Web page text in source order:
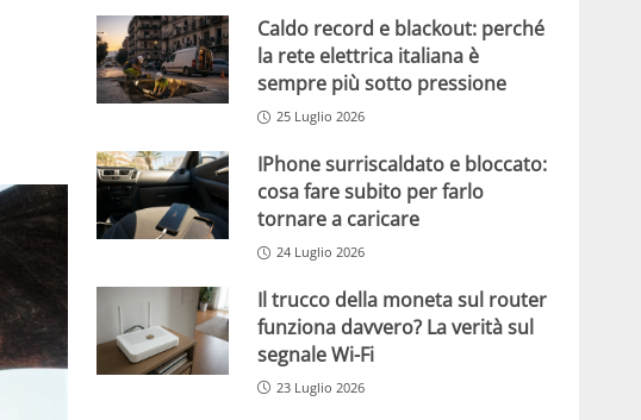
Caldo record e blackout: perché
la rete elettrica italiana è
sempre più sotto pressione
25 Luglio 2026
IPhone surriscaldato e bloccato:
cosa fare subito per farlo
tornare a caricare
24 Luglio 2026
Il trucco della moneta sul router
funziona davvero? La verità sul
segnale Wi-Fi
23 Luglio 2026